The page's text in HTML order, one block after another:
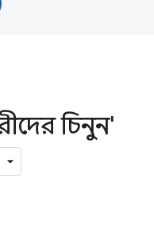
চিনুন'